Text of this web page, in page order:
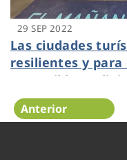
29 SEP 2022
Las ciudades
resilientes y para
sostenibles y
Anterior